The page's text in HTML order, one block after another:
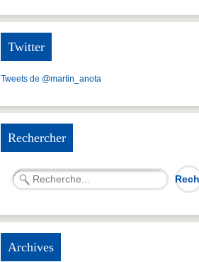
Twitter
Tweets de @martin_anota
Rechercher
Archives